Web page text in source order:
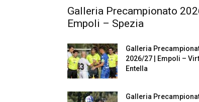
Galleria Precampionato
Empoli – Spezia
Galleria
2026/27 | Empoli –
Entella
Galleria